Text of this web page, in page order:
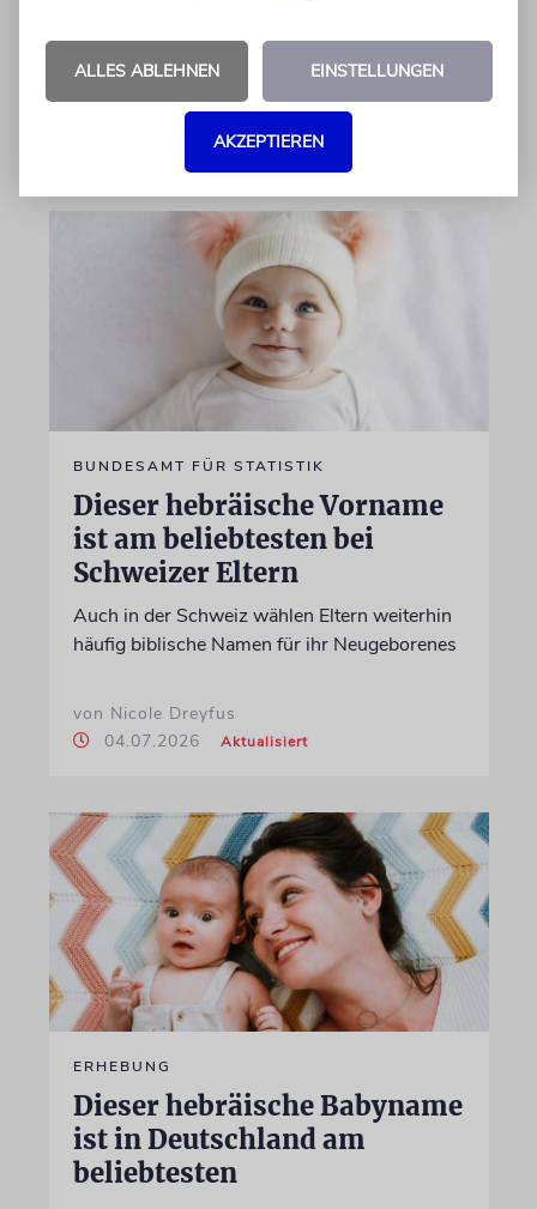
biblischen Ursprungs
von Nicole Dreyfus
BUNDESAMT FÜR STATISTIK
Dieser hebräische Vorname
ist am beliebtesten bei
Schweizer Eltern
Auch in der Schweiz wählen Eltern weiterhin
häufig biblische Namen für ihr Neugeborenes
von Nicole Dreyfus
04.07.2026
Aktualisiert
ERHEBUNG
Dieser hebräische Babyname
ist in Deutschland am
beliebtesten
ALLES ABLEHNEN EINSTELLUNGEN
AKZEPTIEREN